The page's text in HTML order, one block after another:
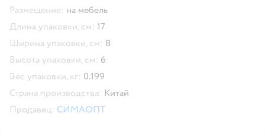
Размещение: на мебель
Длина упаковки, см: 17
Ширина упаковки, см: 8
Высота упаковки, см: 6
Вес упаковки, кг: 0.199
Страна производства: Китай
Продавец: СИМАОПТ